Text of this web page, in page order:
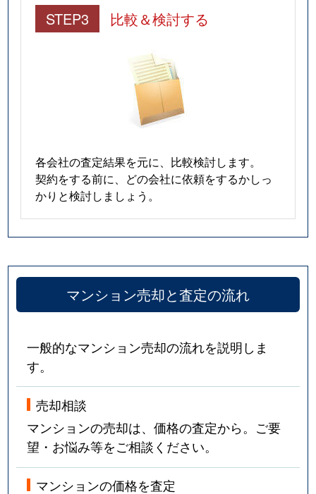
STEP3 比較＆検討する
各会社の査定結果を元に、比較検討します。
契約をする前に、どの会社に依頼をするかしっ
かりと検討しましょう。
マンション売却と査定の流れ
一般的なマンション売却の流れを説明しま
す。
売却相談
マンションの売却は、価格の査定から。ご要
望・お悩み等をご相談ください。
マンションの価格を査定